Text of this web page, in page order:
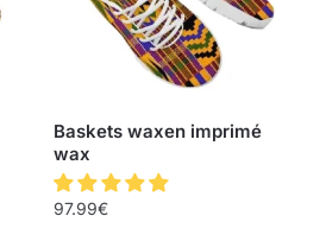
Baskets waxen imprimé
wax
97.99€